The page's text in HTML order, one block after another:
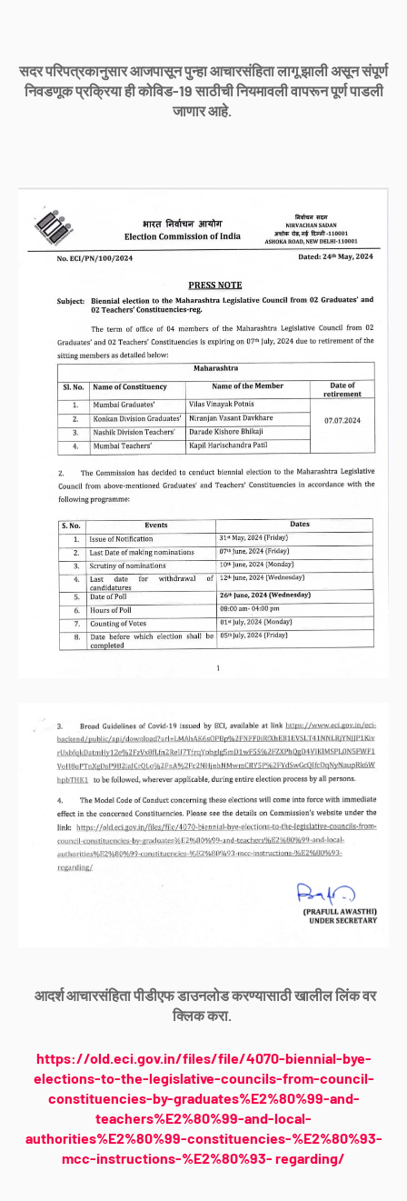
सदर परिपत्रकानुसार आजपासून पुन्हा आचारसंहिता लागू झाली असून संपूर्ण
निवडणूक प्रक्रिया ही कोविड-19 साठीची नियमावली वापरून पूर्ण पाडली
जाणार आहे.
आदर्श आचारसंहिता पीडीएफ डाउनलोड करण्यासाठी खालील लिंक वर
क्लिक करा.
https://old.eci.gov.in/files/file/4070-biennial-bye-
elections-to-the-legislative-councils-from-council-
constituencies-by-graduates%E2%80%99-and-
teachers%E2%80%99-and-local-
authorities%E2%80%99-constituencies-%E2%80%93-
mcc-instructions-%E2%80%93- regarding/